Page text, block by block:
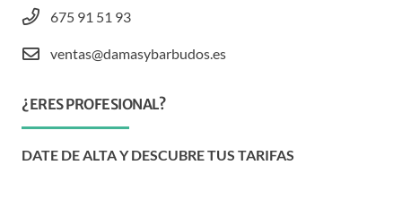
675 91 51 93
ventas@damasybarbudos.es
¿ERES PROFESIONAL?
DATE DE ALTA Y DESCUBRE TUS TARIFAS